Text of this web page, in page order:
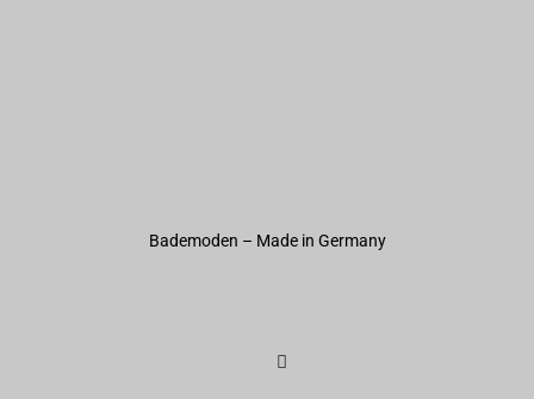
Bademoden – Made in Germany